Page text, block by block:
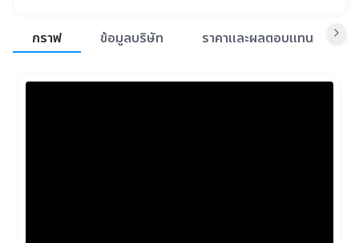
กราฟ
ข้อมูลบริษัท ราคาและผลตอบแทน